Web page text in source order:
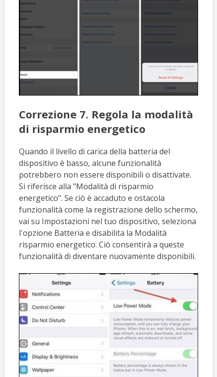
Correzione 7. Regola la modalità
di risparmio energetico
Quando il livello di carica della batteria del
dispositivo è basso, alcune funzionalità
potrebbero non essere disponibili o disattivate.
Si riferisce alla "Modalità di risparmio
energetico". Se ciò è accaduto e ostacola
funzionalità come la registrazione dello schermo,
vai su Impostazioni nel tuo dispositivo, seleziona
l'opzione Batteria e disabilita la Modalità
risparmio energetico. Ciò consentirà a queste
funzionalità di diventare nuovamente disponibili.